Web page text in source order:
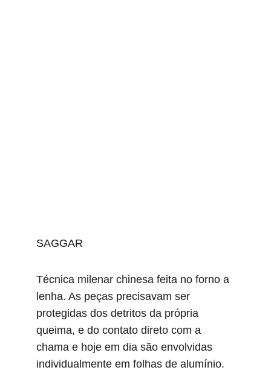
SAGGAR
Técnica milenar chinesa feita no forno a
lenha. As peças precisavam ser
protegidas dos detritos da própria
queima, e do contato direto com a
chama e hoje em dia são envolvidas
individualmente em folhas de alumínio.